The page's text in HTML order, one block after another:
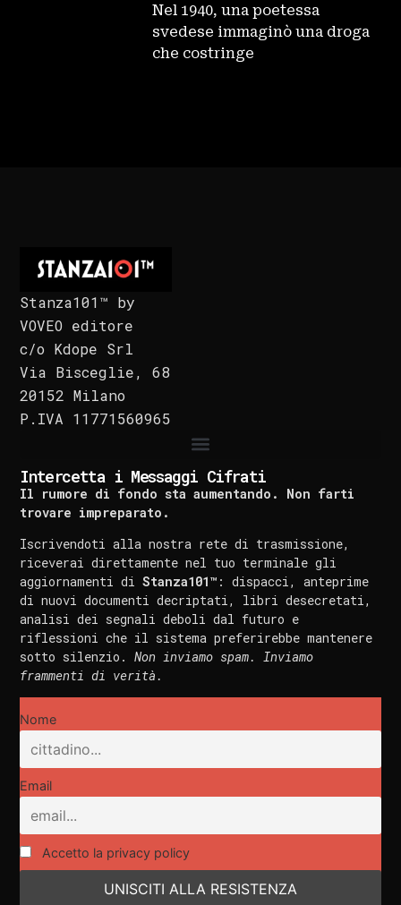
Nel 1940, una poetessa
svedese immaginò una droga
che costringe
Stanza101™ by
VOVEO editore
c/o Kdope Srl
Via Bisceglie, 68
20152 Milano
P.IVA 11771560965
Intercetta i Messaggi Cifrati
Il rumore di fondo sta aumentando. Non farti
trovare impreparato.
Iscrivendoti alla nostra rete di trasmissione,
riceverai direttamente nel tuo terminale gli
aggiornamenti diStanza101™ : dispacci, anteprime
di nuovi documenti decriptati, libri desecretati,
analisi dei segnali deboli dal futuro e
riflessioni che il sistema preferirebbe mantenere
sotto silenzio.Non inviamo spam. Inviamo
frammenti di verità.
Nome
Email
Accetto la privacy policy